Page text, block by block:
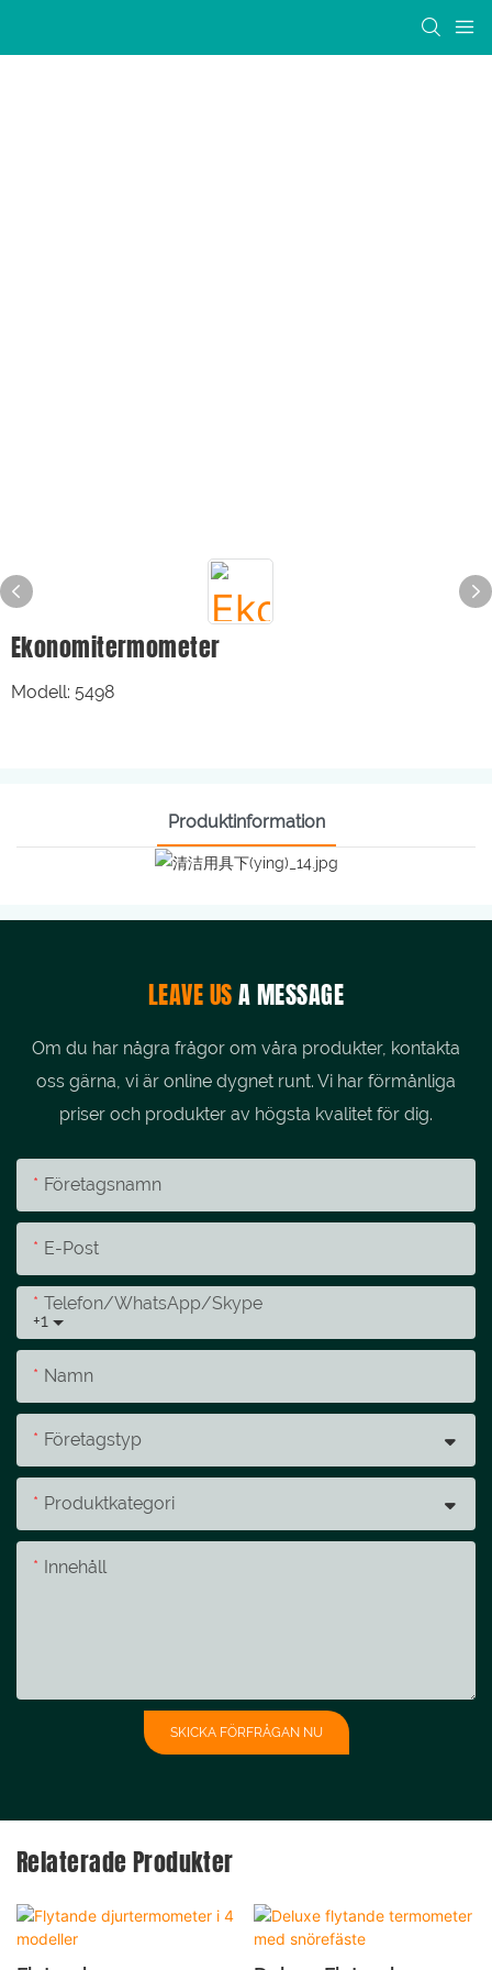
Ekonomitermometer
Modell: 5498
Produktinformation
LEAVE USA MESSAGE
Om du har några frågor om våra produkter, kontakta
oss gärna, vi är online dygnet runt. Vi har förmånliga
priser och produkter av högsta kvalitet för dig.
Företagsnamn
E-Post
+1
Telefon/whatsApp/skype
Namn
Företagstyp
Produktkategori
Innehåll
SKICKA FÖRFRÅGAN NU
Relaterade Produkter